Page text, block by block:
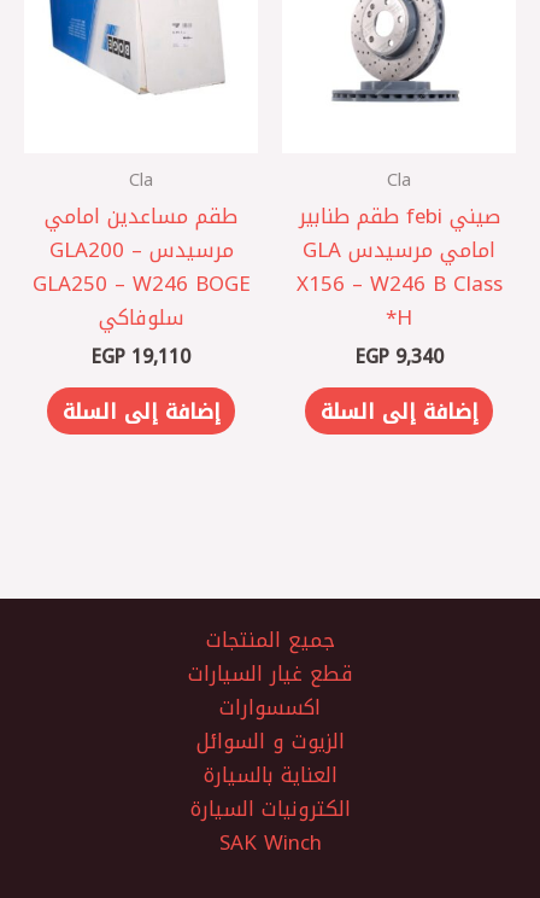
Cla
صيني febi طقم طنابير
امامي مرسيدس GLA
X156 – W246 B Class
H*
EGP9,340
إضافة إلى السلة
Cla
‎طقم مساعدين امامي
مرسيدس GLA200 –
GLA250 – W246 BOGE
سلوفاكي
EGP 19,110
إضافة إلى السلة
جميع المنتجات
قطع غيار السيارات
اكسسوارات
الزيوت و السوائل
العناية بالسيارة
الكترونيات السيارة
SAK Winch